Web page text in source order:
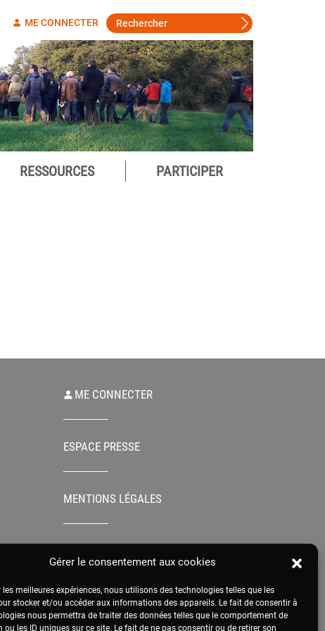
Gérer le consentement aux cookies
les meilleures expériences, nous utilisons des technologies telles que les
stocker et/ou accéder aux informations des appareils. Le fait de consentir à
nous permettra de traiter des données telles que le comportement de
ou les ID uniques sur ce site. Le fait de ne pas consentir ou de retirer son
ME CONNECTER
RESSOURCES PARTICIPER
ME CONNECTER
ESPACE PRESSE
MENTIONS LÉGALES